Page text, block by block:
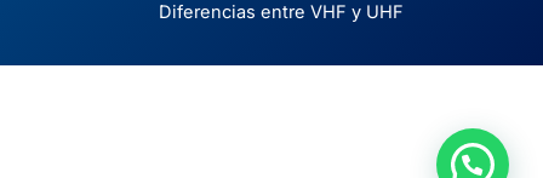
Diferencias entre VHF y UHF